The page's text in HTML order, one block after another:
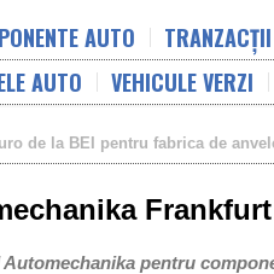
AUTO
AUTO VEHICULE VERZI
depune cereri de finanţare
Frankfurt
pentru